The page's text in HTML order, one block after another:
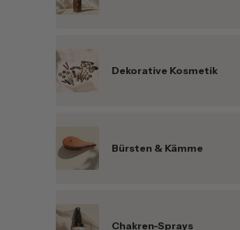
Dekorative Kosmetik
Bürsten & Kämme
Chakren-Sprays